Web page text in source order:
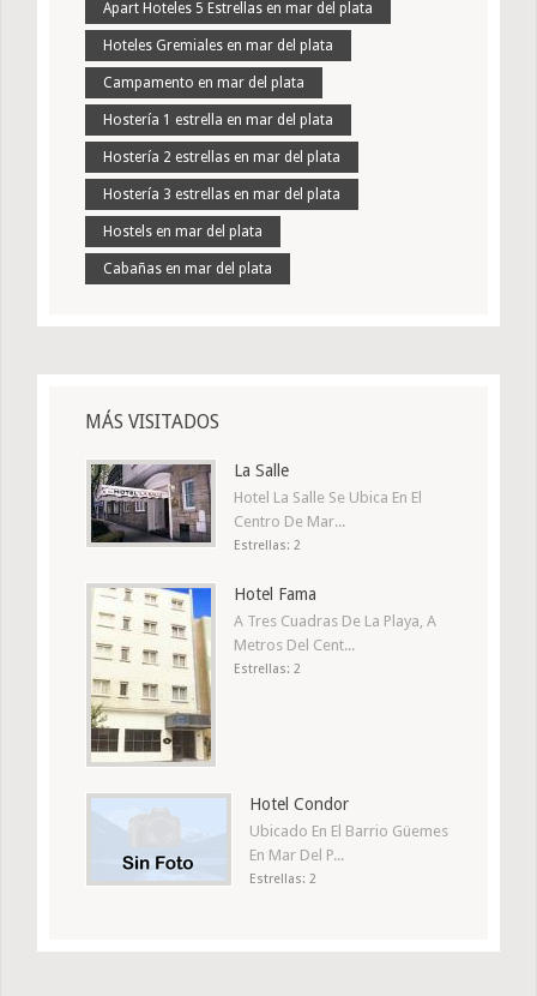
Apart Hoteles 5 Estrellas en mar del plata
Hoteles Gremiales en mar del plata
Campamento en mar del plata
Hostería 1 estrella en mar del plata
Hostería 2 estrellas en mar del plata
Hostería 3 estrellas en mar del plata
Hostels en mar del plata
Cabañas en mar del plata
MÁS VISITADOS
La Salle
Hotel La Salle Se Ubica En El
Centro De Mar...
Estrellas: 2
Hotel Fama
A Tres Cuadras De La Playa, A
Metros Del Cent...
Estrellas: 2
Hotel Condor
Ubicado En El Barrio Güemes
En Mar Del P...
Estrellas: 2